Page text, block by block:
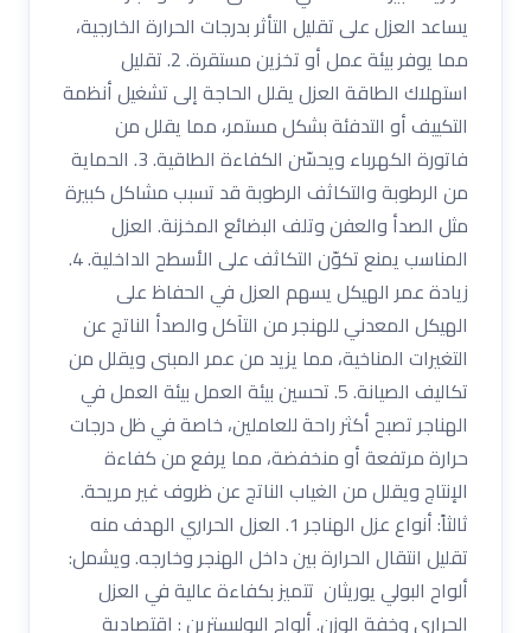
يساعد العزل على تقليل التأثر بدرجات الحرارة الخارجية،
مما يوفر بيئة عمل أو تخزين مستقرة. 2. تقليل
استهلاك الطاقة العزل يقلل الحاجة إلى تشغيل أنظمة
التكييف أو التدفئة بشكل مستمر، مما يقلل من
فاتورة الكهرباء ويحسّن الكفاءة الطاقية. 3. الحماية
من الرطوبة والتكاثف الرطوبة قد تسبب مشاكل كبيرة
مثل الصدأ والعفن وتلف البضائع المخزنة. العزل
المناسب يمنع تكوّن التكاثف على الأسطح الداخلية. 4.
زيادة عمر الهيكل يسهم العزل في الحفاظ على
الهيكل المعدني للهنجر من التآكل والصدأ الناتج عن
التغيرات المناخية، مما يزيد من عمر المبنى ويقلل من
تكاليف الصيانة. 5. تحسين بيئة العمل بيئة العمل في
الهناجر تصبح أكثر راحة للعاملين، خاصة في ظل درجات
حرارة مرتفعة أو منخفضة، مما يرفع من كفاءة
الإنتاج ويقلل من الغياب الناتج عن ظروف غير مريحة.
ثالثاً: أنواع عزل الهناجر 1. العزل الحراري الهدف منه
تقليل انتقال الحرارة بين داخل الهنجر وخارجه. ويشمل:
ألواح البولي يوريثان تتميز بكفاءة عالية في العزل
الحراري وخفة الوزن. ألواح البوليسترين : اقتصادية